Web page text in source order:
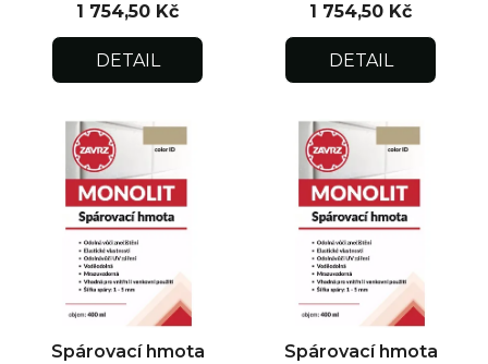
1 754,50 Kč
DETAIL
1 754,50 Kč
DETAIL
Spárovací hmota
Spárovací hmota